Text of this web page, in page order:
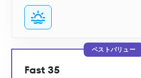
ベストバリュー
Fast 35